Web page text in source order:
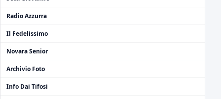
Radio Azzurra
Il Fedelissimo
Novara Senior
Archivio Foto
Info Dai Tifosi